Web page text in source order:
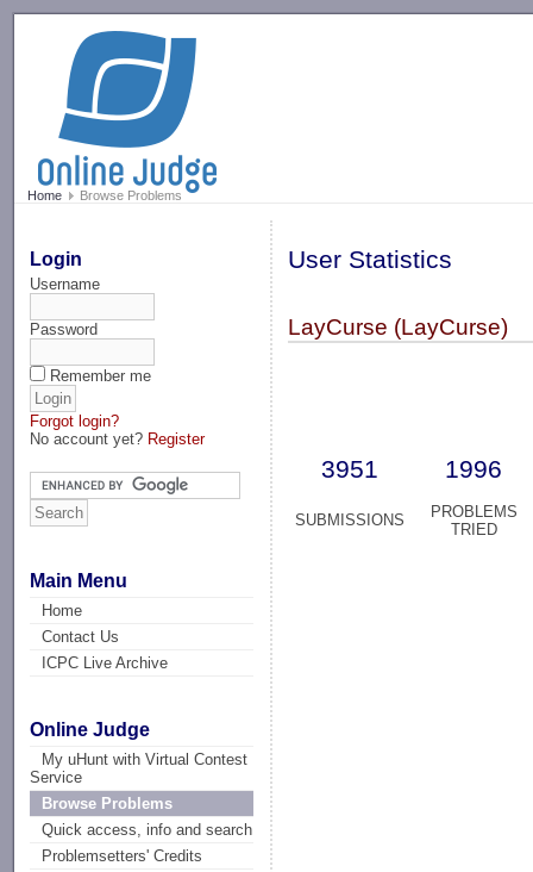
Home Browse Problems
Login
Username
Password
Remember me
Forgot login?
No account yet? Register
Main Menu
Home
Contact Us
ICPC Live Archive
Online Judge
My uHunt with Virtual Contest
Service
Browse Problems
Quick access, info and search
Problemsetters' Credits
User Statistics
LayCurse (LayCurse)
3951 1996
SUBMISSIONS
PROBLEMS
TRIED